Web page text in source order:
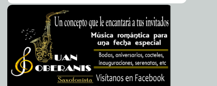
cualquier tipo de violencia de género. A7
2025-08-01 19:52:26 Encabeza delegado Mauricio Sahuì, emotiva ceremonia
de entrega de escrituras A7
2025-08-01 19:47:45 OXXO concluye con èxito la campaña de redondeo a
favor de la asociaciòn yucateca de autismo A7
2025-08-01 19:40:40 Clausura de céntrica tienda en Mérida por
desprendimiento de revoco del techo. A7
2025-08-01 19:36:53 Registran primera agrupación de mujeres productoras
ganaderas en México A7